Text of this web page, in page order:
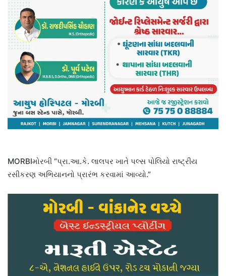
MORBIમોરબી “પ્રા.આ.કે. લાલપર ખાતે પલ્સ પોલિયો રાષ્ટ્રીય
રસીકરણ અભિયાનનો પ્રારંભ કરવામાં આવ્યો.”